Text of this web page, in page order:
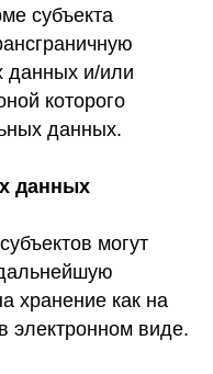
субъекта
данных и/или
которого
данных.
данных
могут
хранение как на
электронном виде.